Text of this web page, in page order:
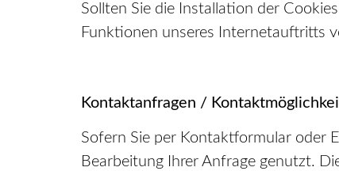
Sollten Sie die Installation der
Funktionen unseres Internetauftritts
Kontaktanfragen /
Sofern Sie per Kontaktformular oder
Bearbeitung Ihrer Anfrage genutzt.